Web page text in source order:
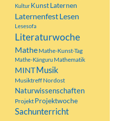
Kultur KunstLaternen
LaternenfestLesen
Lesesofa
Literaturwoche
Mathe Mathe-Kunst-Tag
Mathe-Känguru Mathematik
MINTMusik
Musiktreff Nordost
Naturwissenschaften
Projekt Projektwoche
Sachunterricht